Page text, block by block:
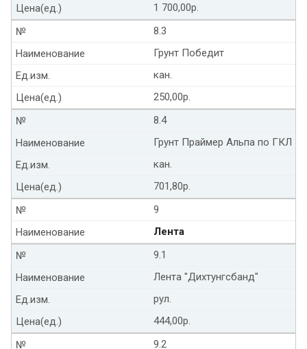
1 700,00р.
Цена(ед.)
8.3
№
Грунт Победит
Наименование
кан.
Ед.изм.
250,00р.
Цена(ед.)
8.4
№
Грунт Праймер Альпа по ГКЛ
Наименование
кан.
Ед.изм.
701,80р.
Цена(ед.)
9
№
Лента
Наименование
9.1
№
Лента "Дихтунгсбанд"
Наименование
рул.
Ед.изм.
444,00р.
Цена(ед.)
9.2
№